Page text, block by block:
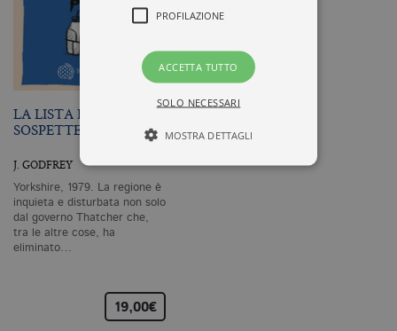
LA LISTA DELLE COSE
SOSPETTE
J. GODFREY
Yorkshire, 1979. La regione è
inquieta e disturbata non solo
dal governo Thatcher che,
tra le altre cose, ha
eliminato…
19,00€
PROFILAZIONE
ACCETTA TUTTO
SOLO NECESSARI
MOSTRA DETTAGLI
Tecnici ed equiparati
degli utenti e la gestione dell'account. Il
sito Web non può essere utilizzato